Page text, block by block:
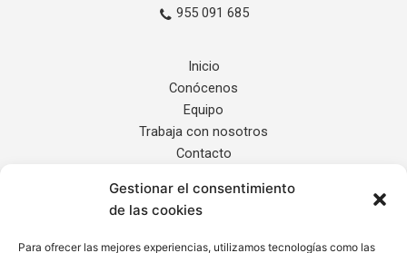
Gestionar el consentimiento
de las cookies
Para ofrecer las mejores experiencias, utilizamos tecnologías como las
955 091 685
Inicio
Conócenos
Equipo
Trabaja con nosotros
Contacto
Servicios
Localización